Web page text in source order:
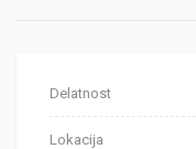
Delatnost
Lokacija